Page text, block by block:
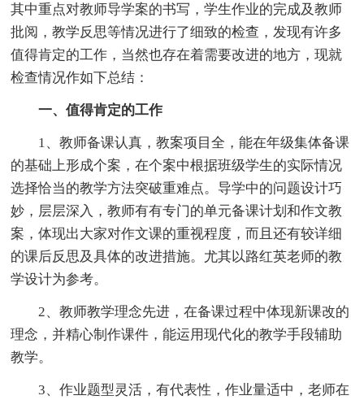
其中重点对教师导学案的书写，学生作业的完成及教师
批阅，教学反思等情况进行了细致的检查，发现有许多
值得肯定的工作，当然也存在着需要改进的地方，现就
检查情况作如下总结：
一、值得肯定的工作
1、教师备课认真，教案项目全，能在年级集体备课
的基础上形成个案，在个案中根据班级学生的实际情况
选择恰当的教学方法突破重难点。导学中的问题设计巧
妙，层层深入，教师有有专门的单元备课计划和作文教
案，体现出大家对作文课的重视程度，而且还有较详细
的课后反思及具体的改进措施。尤其以路红英老师的教
学设计为参考。
2、教师教学理念先进，在备课过程中体现新课改的
理念，并精心制作课件，能运用现代化的教学手段辅助
教学。
3、作业题型灵活，有代表性，作业量适中，老师在